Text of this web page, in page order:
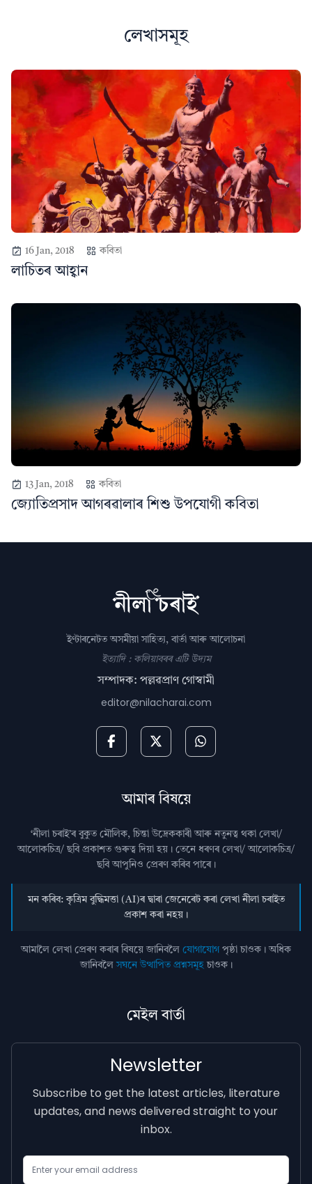
লেখাসমূহ
16 Jan, 2018 কবিতা
লাচিতৰ আহ্বান
13 Jan, 2018 কবিতা
জ্যোতিপ্ৰসাদ আগৰৱালাৰ শিশু উপযোগী কবিতা
ইণ্টাৰনেটত অসমীয়া সাহিত্য, বাৰ্তা আৰু আলোচনা
ইত্যাদি : কলিয়াবৰৰ এটি উদ্যম
সম্পাদক: পল্লৱপ্ৰাণ গোস্বামী
editor@nilacharai.com
আমাৰ বিষয়ে
‘নীলা চৰাই’ৰ বুকুত মৌলিক, চিন্তা উদ্রেককাৰী আৰু নতুনত্ব থকা লেখা/
আলোকচিত্ৰ/ ছবি প্রকাশত গুৰুত্ব দিয়া হয়। তেনে ধৰণৰ লেখা/ আলোকচিত্ৰ/
ছবি আপুনিও প্রেৰণ কৰিব পাৰে।
মন কৰিব: কৃত্ৰিম বুদ্ধিমত্তা (AI)ৰ দ্বাৰা জেনেৰেট কৰা লেখা নীলা চৰাইত
প্ৰকাশ কৰা নহয়।
আমালৈ লেখা প্ৰেৰণ কৰাৰ বিষয়ে জানিবলৈ যোগাযোগ পৃষ্ঠা চাওক। অধিক
জানিবলৈসঘনে উত্থাপিত প্ৰশ্নসমূহচাওক।
মেইল বাৰ্তা
Newsletter
Subscribe to get the latest articles, literature
updates, and news delivered straight to your
inbox.